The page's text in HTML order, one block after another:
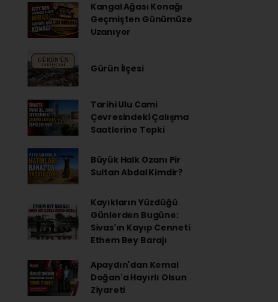
Kangal Ağası Konağı
Geçmişten Günümüze
Uzanıyor
Gürün İlçesi
Tarihi Ulu Cami
Çevresindeki Çalışma
Saatlerine Tepki
Büyük Halk Ozanı Pir
Sultan Abdal Kimdir?
Kayıkların Yüzdüğü
Günlerden Bugüne:
Sivas'ın Kayıp Cenneti
Ethem Bey Barajı
Apaydın'dan Kemal
Doğan'a Hayırlı Olsun
Ziyareti